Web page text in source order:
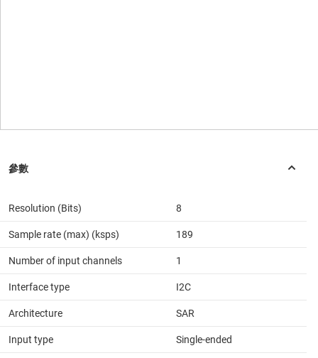
Resolution (Bits) 8
Sample rate (max) (ksps) 189
Number of input channels 1
Interface type I2C
Architecture SAR
Input type Single-ended